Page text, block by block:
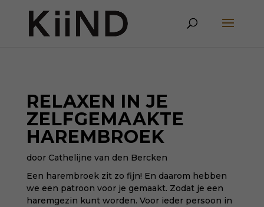
RELAXEN IN JE
ZELFGEMAAKTE
HAREMBROEK
door Cathelijne van den Bercken
Een harembroek zit zo fijn! En daarom hebben
we een patroon voor je gemaakt. Zodat je een
haremgezin kunt worden. Voor ieder persoon in